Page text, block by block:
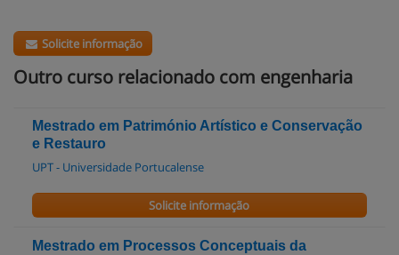
Solicite informação
Outro curso relacionado com engenharia
Mestrado em Património Artístico e Conservação
e Restauro
UPT - Universidade Portucalense
Solicite informação
Mestrado em Processos Conceptuais da